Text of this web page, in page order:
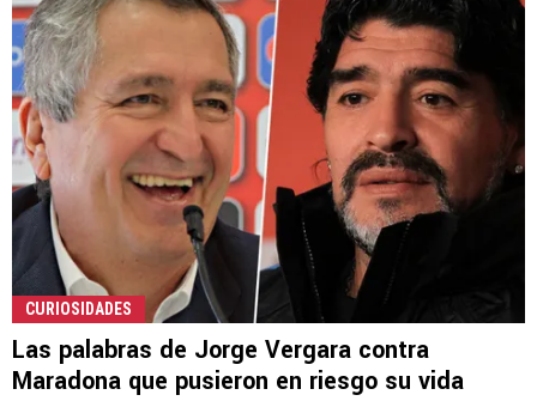
CURIOSIDADES
Las palabras de Jorge Vergara contra
Maradona que pusieron en riesgo su vida